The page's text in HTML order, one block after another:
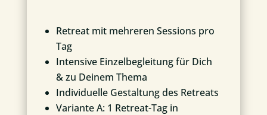
Retreat mit mehreren Sessions pro
Tag
Intensive Einzelbegleitung für Dich
& zu Deinem Thema
Individuelle Gestaltung des Retreats
Variante A: 1 Retreat-Tag in